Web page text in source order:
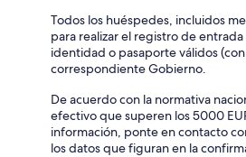
Todos los huéspedes, incluidos
para realizar el registro de
identidad o pasaporte válidos
correspondiente Gobierno.
De acuerdo con la normativa
efectivo que superen los 5000
información, ponte en contacto
los datos que figuran en la